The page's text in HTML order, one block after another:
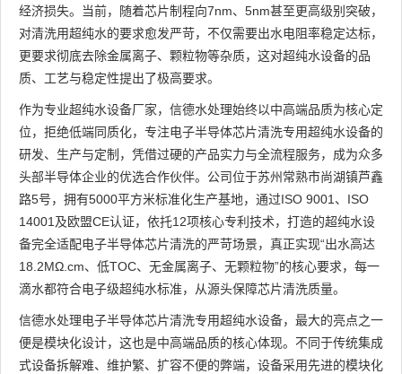
经济损失。当前，随着芯片制程向7nm、5nm甚至更高级别突破，
对清洗用超纯水的要求愈发严苛，不仅需要出水电阻率稳定达标，
更要求彻底去除金属离子、颗粒物等杂质，这对超纯水设备的品
质、工艺与稳定性提出了极高要求。
作为专业超纯水设备厂家，信德水处理始终以中高端品质为核心定
位，拒绝低端同质化，专注电子半导体芯片清洗专用超纯水设备的
研发、生产与定制，凭借过硬的产品实力与全流程服务，成为众多
头部半导体企业的优选合作伙伴。公司位于苏州常熟市尚湖镇芦鑫
路5号，拥有5000平方米标准化生产基地，通过ISO 9001、ISO
14001及欧盟CE认证，依托12项核心专利技术，打造的超纯水设
备完全适配电子半导体芯片清洗的严苛场景，真正实现“出水高达
18.2MΩ.cm、低TOC、无金属离子、无颗粒物”的核心要求，每一
滴水都符合电子级超纯水标准，从源头保障芯片清洗质量。
信德水处理电子半导体芯片清洗专用超纯水设备，最大的亮点之一
便是模块化设计，这也是中高端品质的核心体现。不同于传统集成
式设备拆解难、维护繁、扩容不便的弊端，设备采用先进的模块化